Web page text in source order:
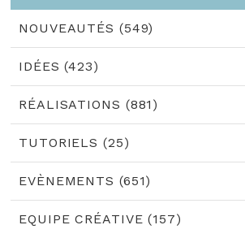
NOUVEAUTÉS (549)
IDÉES (423)
RÉALISATIONS (881)
TUTORIELS (25)
EVÈNEMENTS (651)
EQUIPE CRÉATIVE (157)